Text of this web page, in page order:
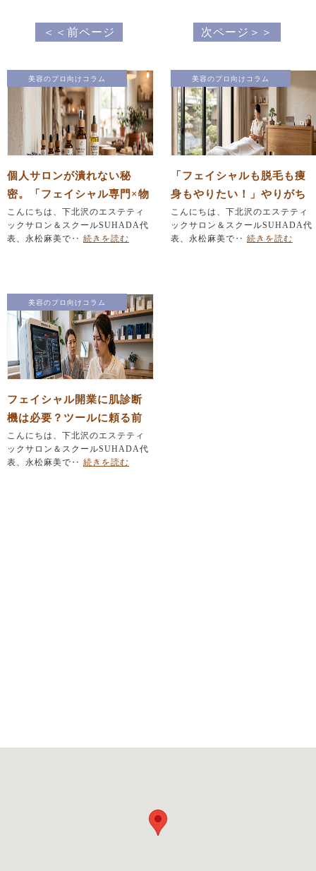
＜＜前ページ 次ページ＞＞
美容のプロ向けコラム
個人サロンが潰れない秘
密。「フェイシャル専門×物
販」で作る安定経営の仕組
み
こんにちは、下北沢のエステティ
ックサロン＆スクールSUHADA代
表、永松麻美で‥ 続きを読む
美容のプロ向けコラム
「フェイシャルも脱毛も痩
身もやりたい！」やりがち
なメニュー詰め込みを防ぐ
『引き算』の法則
こんにちは、下北沢のエステティ
ックサロン＆スクールSUHADA代
表、永松麻美で‥ 続きを読む
美容のプロ向けコラム
フェイシャル開業に肌診断
機は必要？ツールに頼る前
にエステティシャンが育て
るべき「たった一つの力」
こんにちは、下北沢のエステティ
ックサロン＆スクールSUHADA代
表、永松麻美で‥ 続きを読む